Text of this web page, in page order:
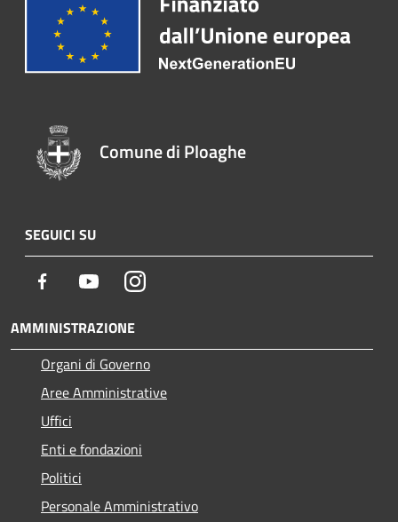
Comune di Ploaghe
SEGUICI SU
Facebook YoutubeInstagram
AMMINISTRAZIONE
Organi di Governo
Aree Amministrative
Uffici
Enti e fondazioni
Politici
Personale Amministrativo